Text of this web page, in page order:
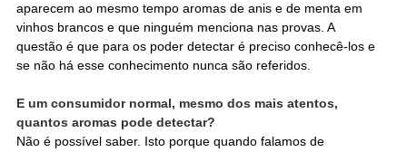
aparecem ao mesmo tempo aromas de anis e de menta em
vinhos brancos e que ninguém menciona nas provas. A
questão é que para os poder detectar é preciso conhecê-los e
se não há esse conhecimento nunca são referidos.
E um consumidor normal, mesmo dos mais atentos,
quantos aromas pode detectar?
Não é possível saber. Isto porque quando falamos de